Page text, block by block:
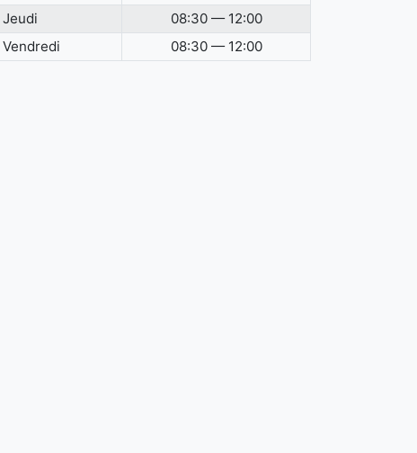
Jeudi
08:30 — 12:00
Vendredi
08:30 — 12:00